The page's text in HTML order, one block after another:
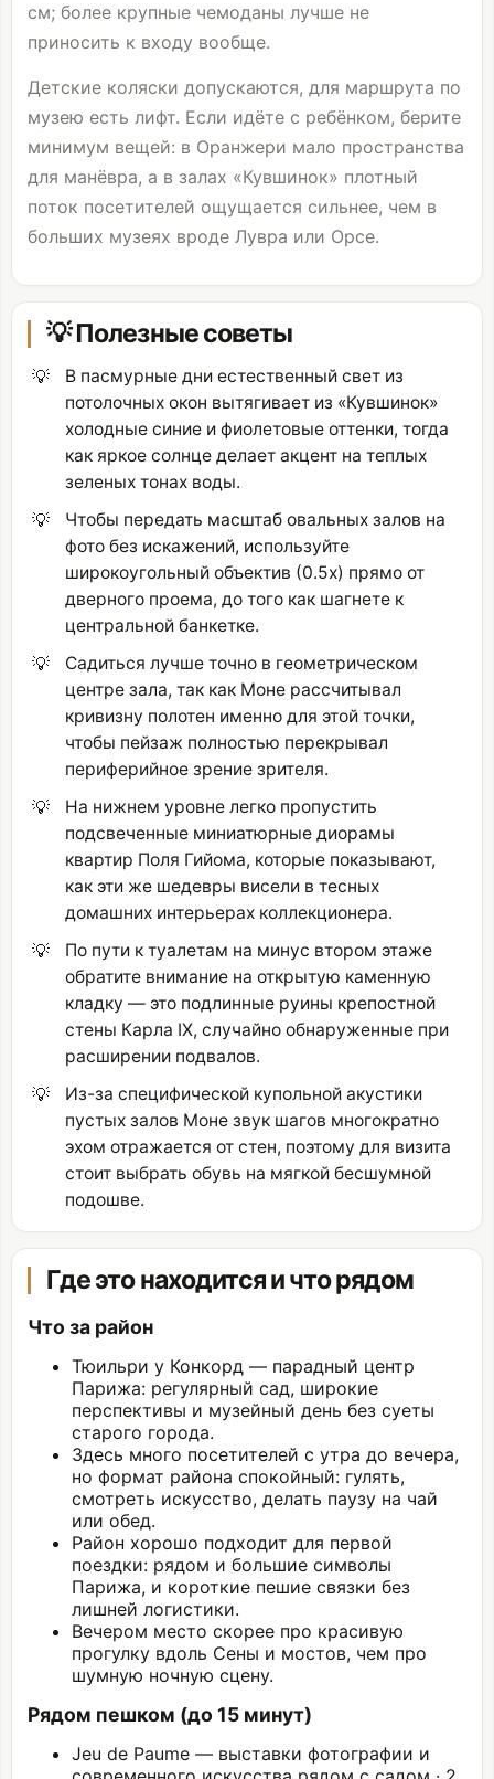
см; более крупные чемоданы лучше не
приносить к входу вообще.
Детские коляски допускаются, для маршрута по
музею есть лифт. Если идёте с ребёнком, берите
минимум вещей: в Оранжери мало пространства
для манёвра, а в залах «Кувшинок» плотный
поток посетителей ощущается сильнее, чем в
больших музеях вроде Лувра или Орсе.
💡 Полезные советы
💡
В пасмурные дни естественный свет из
потолочных окон вытягивает из «Кувшинок»
холодные синие и фиолетовые оттенки, тогда
как яркое солнце делает акцент на теплых
зеленых тонах воды.
💡
Чтобы передать масштаб овальных залов на
фото без искажений, используйте
широкоугольный объектив (0.5x) прямо от
дверного проема, до того как шагнете к
центральной банкетке.
💡
Садиться лучше точно в геометрическом
центре зала, так как Моне рассчитывал
кривизну полотен именно для этой точки,
чтобы пейзаж полностью перекрывал
периферийное зрение зрителя.
💡
На нижнем уровне легко пропустить
подсвеченные миниатюрные диорамы
квартир Поля Гийома, которые показывают,
как эти же шедевры висели в тесных
домашних интерьерах коллекционера.
💡
По пути к туалетам на минус втором этаже
обратите внимание на открытую каменную
кладку — это подлинные руины крепостной
стены Карла IX, случайно обнаруженные при
расширении подвалов.
💡
Из-за специфической купольной акустики
пустых залов Моне звук шагов многократно
эхом отражается от стен, поэтому для визита
стоит выбрать обувь на мягкой бесшумной
подошве.
Где это находится и что рядом
Что за район
Тюильри у Конкорд — парадный центр
Парижа: регулярный сад, широкие
перспективы и музейный день без суеты
старого города.
Здесь много посетителей с утра до вечера,
но формат района спокойный: гулять,
смотреть искусство, делать паузу на чай
или обед.
Район хорошо подходит для первой
поездки: рядом и большие символы
Парижа, и короткие пешие связки без
лишней логистики.
Вечером место скорее про красивую
прогулку вдоль Сены и мостов, чем про
шумную ночную сцену.
Рядом пешком (до 15 минут)
Jeu de Paume — выставки фотографии и